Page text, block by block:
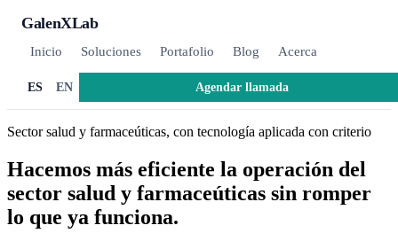
GalenXLab
Inicio Soluciones Portafolio Blog Acerca
ES EN Agendar llamada
Sector salud y farmaceúticas, con tecnología aplicada con criterio
Hacemos más eficiente la operación del
sector salud y farmaceúticas sin romper
lo que ya funciona.